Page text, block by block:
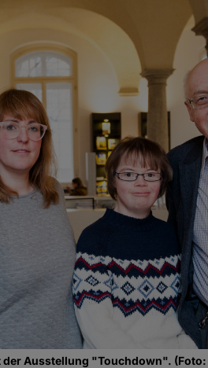
der Ausstellung "Touchdown". (Foto: